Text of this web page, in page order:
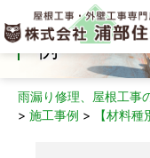
外壁ニチハ
例
雨漏り修理、屋根工
> 施工事例 > 【材料種